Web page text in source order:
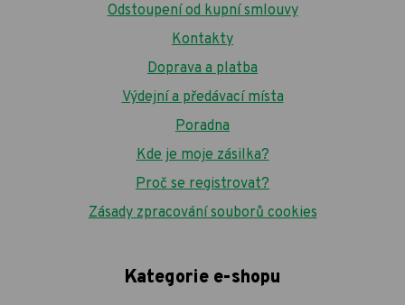
Odstoupení od kupní smlouvy
Kontakty
Doprava a platba
Výdejní a předávací místa
Poradna
Kde je moje zásilka?
Proč se registrovat?
Zásady zpracování souborů cookies
Kategorie e-shopu